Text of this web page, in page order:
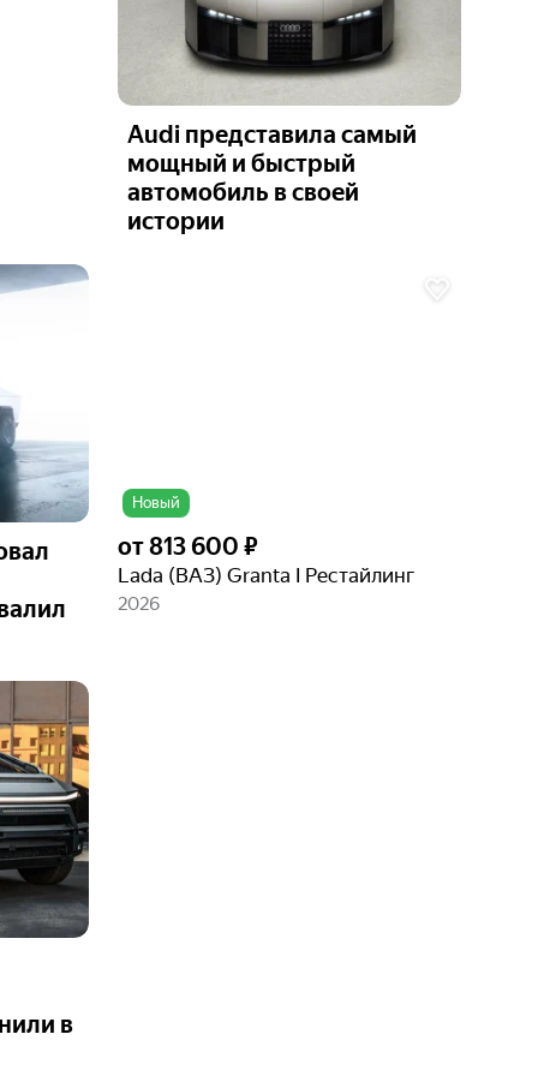
Audi представила самый
мощный и быстрый
автомобиль в своей
истории
Новый
от813 600 ₽
Lada (ВАЗ) Granta I Рестайлинг
2026
в